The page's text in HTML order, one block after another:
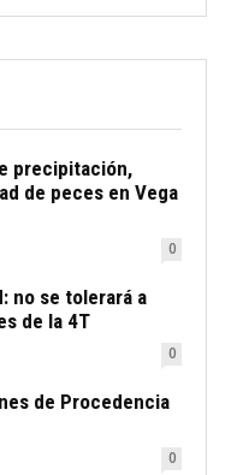
precipitación,
de peces en Vega
0
no se tolerará a
de la 4T
0
de Procedencia
0